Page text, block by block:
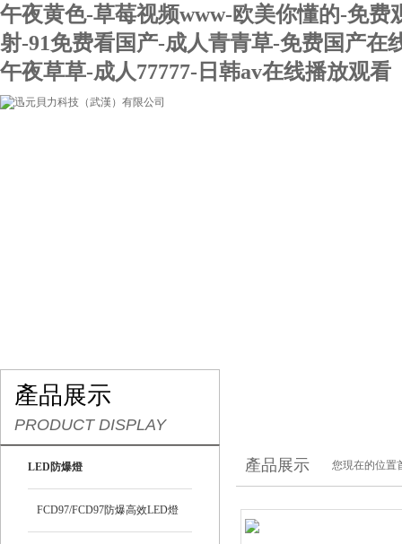
午夜黄色-草莓视频www-欧美你懂的-免
射-91免费看国产-成人青青草-免费国产
午夜草草-成人77777-日韩av在线播放观看
產品展示
PRODUCT DISPLAY
LED防爆燈
FCD97/FCD97防爆高效LED燈
產品展示 您現在的位置